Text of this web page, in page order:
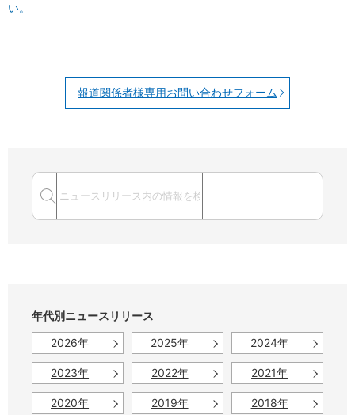
い。
報道関係者様専用お問い合わせフォーム
年代別ニュースリリース
2026年
2025年 2024年
2023年 2022年 2021年
2020年 2019年 2018年